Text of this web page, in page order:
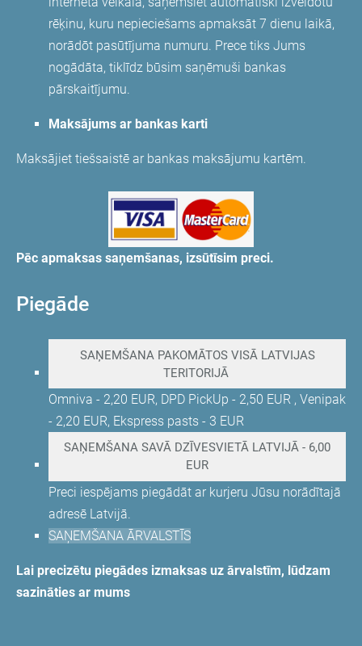
rēķinu, kuru nepieciešams apmaksāt 7 dienu laikā,
norādōt pasūtījuma numuru. Prece tiks Jums
nogādāta, tiklīdz būsim saņēmuši bankas
pārskaitījumu.
Maksājums ar bankas karti
Maksājiet tiešsaistē ar bankas maksājumu kartēm.
Pēc apmaksas saņemšanas, izsūtīsim preci.
Piegāde
SAŅEMŠANA PAKOMĀTOS VISĀ LATVIJAS
TERITORIJĀ
Omniva - 2,20 EUR, DPD PickUp - 2,50 EUR , Venipak
- 2,20 EUR, Ekspress pasts - 3 EUR
SAŅEMŠANA SAVĀ DZĪVESVIETĀ LATVIJĀ - 6,00
EUR
Preci iespējams piegādāt ar kurjeru Jūsu norādītajā
adresē Latvijā.
SAŅEMŠANA ĀRVALSTĪS
Lai precizētu piegādes izmaksas uz ārvalstīm, lūdzam
sazināties ar mums